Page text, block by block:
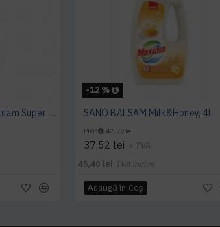
Sano Maxima BABY Balsam Super Concentrat 1L
-12 %
SANO BALSAM Milk&Honey, 4L
PRP 42,79 lei
37,52 lei + TVA
45,40 lei TVA inclus
Adaugă în Coş